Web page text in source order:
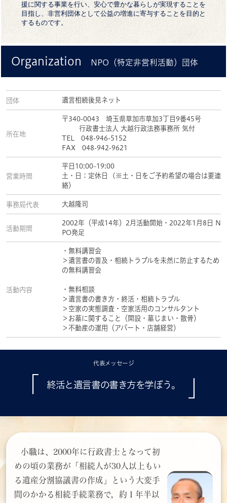
援に関する事業を行い、安心で豊かな暮らしが実現することを
目指し、非営利団体として公益の増進に寄与することを目的と
するものです。
Organization NPO（特定非営利活動）団体
団体 遺言相続後見ネット
所在地
〒340-0043 埼玉県草加市草加3丁目9番45号
行政書士法人 大越行政法務事務所 気付
TEL 048-946-5152
FAX 048-942-9621
営業時間
平日10:00~19:00
土・日：定休日 (※土・日をご予約希望の場合は要連
絡）
事務局代表 大越隆司
活動期間
2002年（平成14年）2月活動開始・2022年1月8日 N
PO発足
活動内容
・無料講習会
＞遺言書の普及・相続トラブルを未然に防止するため
の無料講習会
・無料相談
＞遺言書の書き方・終活・相続トラブル
＞空家の実態調査・空家活用のコンサルタント
＞お墓に関すること（開設・墓じまい・散骨）
＞不動産の運用（アパート・店舗経営）
代表メッセージ
「 終活と遺言書の書き方を学ぼう。 」
小職は、2000年に行政書士となって初
めの頃の業務が「相続人が30人以上もい
る遺産分割協議書の作成」という大変手
間のかかる相続手続業務で，約１年半以